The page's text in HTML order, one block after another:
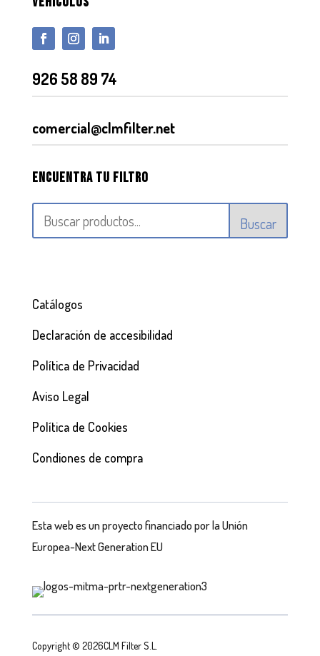
926 58 89 74
comercial@clmfilter.net
Encuentra tu filtro
Buscar
Catálogos
Declaración de accesibilidad
Política de Privacidad
Aviso Legal
Política de Cookies
Condiones de compra
Esta web es un proyecto financiado por la Unión
Europea-Next Generation EU
Copyright © 2026CLM Filter S.L.